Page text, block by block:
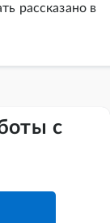
рассказано в
с